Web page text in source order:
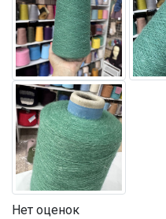
Нет оценок